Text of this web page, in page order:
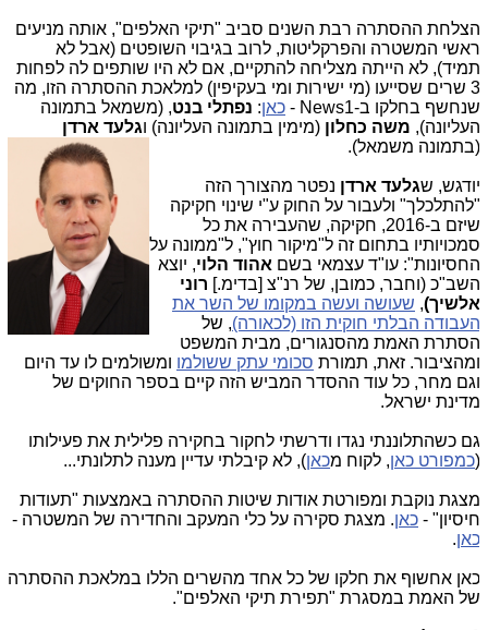
הצלחת ההסתרה רבת השנים סביב "תיקי האלפים", אותה מניעים
ראשי המשטרה והפרקליטות, לרוב בגיבוי השופטים (אבל לא
תמיד), לא הייתה מצליחה להתקיים, אם לא היו שותפים לה לפחות
3 שרים שסייעו (מי ישירות ומי בעקיפין) למלאכת ההסתרה הזו, מה
שנחשף בחלקו ב-News1 -
כאן:נפתלי בנט, (משמאל בתמונה
העליונה),משה כחלון(מימין בתמונה העליונה) ו גלעד ארדן
(בתמונה משמאל).
יודגש, שגלעד ארדןנפטר מהצורך הזה
"להתלכלך" ולעבור על החוק ע"י שינוי חקיקה
שיזם ב-2016, חקיקה, שהעבירה את כל
סמכויותיו בתחום זה ל"מיקור חוץ", ל"ממונה על
החסיונות": עו"ד עצמאי בשםאהוד הלוי, יוצא
השב"כ (וחבר, כמובן, של רנ"צ [בדימ.]רוני
אלשיך),שעושה ועשה במקומו של השר את
העבודה הבלתי חוקית הזו (לכאורה), של
הסתרת האמת מהסנגורים, מבית המשפט
ומהציבור. זאת, תמורתסכומי עתק ששולמוומשולמים לו עד היום
וגם מחר, כל עוד ההסדר המביש הזה קיים בספר החוקים של
מדינת ישראל.
גם כשהתלוננתי נגדו ודרשתי לחקור בחקירה פלילית את פעילותו
כמפורט כאן, לקוח מכאן), לא קיבלתי עדיין מענה לתלונתי...
מצגת נוקבת ומפורטת אודות שיטות ההסתרה באמצעות "תעודות
חיסיון" -כאן. מצגת סקירה על כלי המעקב והחדירה של המשטרה -
כאן.
כאן אחשוף את חלקו של כל אחד מהשרים הללו במלאכת ההסתרה
של האמת במסגרת "תפירת תיקי האלפים".